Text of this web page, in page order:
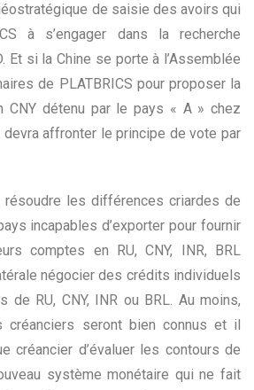
de saisie des avoirs qui
à s’engager dans la recherche
Et si la Chine se porte à l’Assemblée
de PLATBRICS pour proposer la
CNY détenu par le pays « A » chez
devra affronter le principe de vote par
résoudre les différences criardes de
incapables d’exporter pour fournir
comptes en RU, CNY, INR, BRL
négocier des crédits individuels
de RU, CNY, INR ou BRL. Au moins,
seront bien connus et il
créancier d’évaluer les contours de
système monétaire qui ne fait